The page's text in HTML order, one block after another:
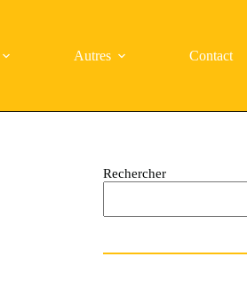
Autres Contact
Rechercher